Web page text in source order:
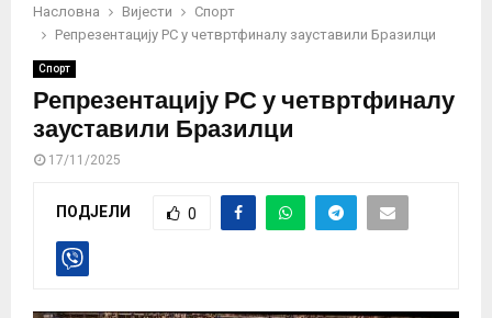
Насловна Вијести
Спорт
Репрезентацију РС у четвртфиналу зауставили Бразилци
Спорт
Репрезентацију РС у четвртфиналу
зауставили Бразилци
17/11/2025
ПОДЈЕЛИ 0